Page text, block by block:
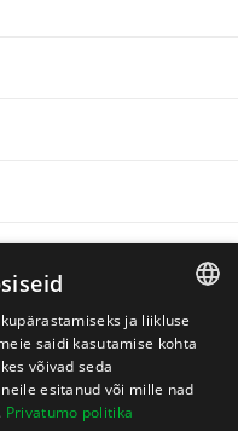
LITHUANIAN
ENGLISH
ja liikluse
saidi kasutamise kohta
võivad seda
esitanud või mille nad
Privatumo politika